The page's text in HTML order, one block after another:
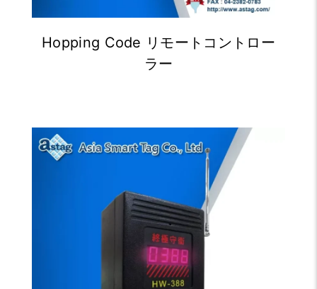
Hopping Code リモートコントロー
ラー